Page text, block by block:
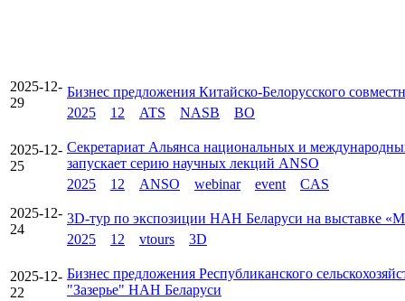
2025-12-
29
Бизнес предложения Китайско-Белорусского
2025
12 ATS NASB BO
2025-12-
25
Секретариат Альянса национальных и
запускает серию научных лекций АNSО
2025
12 ANSO webinar event
CAS
2025-12-
24
3D-тур по экспозиции НАН Беларуси на выставке
2025
12 vtours 3D
2025-12-
22
Бизнес предложения Республиканского
"Зазерье" НАН Беларуси